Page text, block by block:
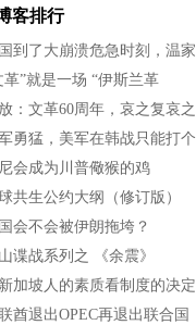
客排行
到了大崩溃危急时刻，温家
革”就是一场 “伊斯兰革
：文革60周年，哀之复哀之
勇猛，美军在韩战只能打个
会成为川普儆猴的鸡
共生公约大纲（修订版）
会不会被伊朗拖垮？
谍战系列之 《余震》
加坡人的素质看制度的决定
酋退出OPEC再退出联合国